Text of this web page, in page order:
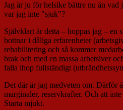
Jag är ju för helsike bättre nu än vad
var jag inte "sjuk"?
Självklart är detta – hoppas jag – en
bottnar i dåliga erfarenheter
rehabilitering och så kommer
brak och med en massa arbetsiver
falla ihop fullständigt
Det där är jag medveten om. Därför
marginaler, reservkrafter. Och att
Starta mjukt.